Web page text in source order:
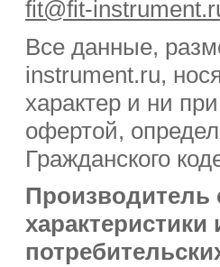
fit@fit-
Все данные,
instrument.ru,
характер и ни
офертой,
Гражданского
Производитель